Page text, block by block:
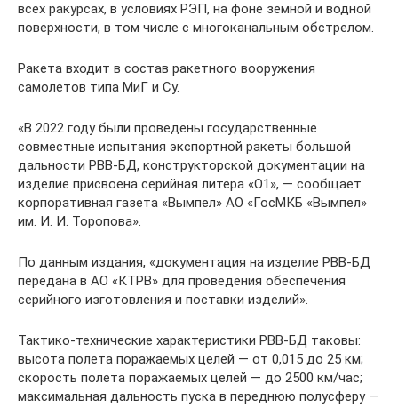
всех ракурсах, в условиях РЭП, на фоне земной и водной
поверхности, в том числе с многоканальным обстрелом.
Ракета входит в состав ракетного вооружения
самолетов типа МиГ и Су.
«В 2022 году были проведены государственные
совместные испытания экспортной ракеты большой
дальности РВВ-БД, конструкторской документации на
изделие присвоена серийная литера «О1», — сообщает
корпоративная газета «Вымпел» АО «ГосМКБ «Вымпел»
им. И. И. Торопова».
По данным издания, «документация на изделие РВВ-БД
передана в АО «КТРВ» для проведения обеспечения
серийного изготовления и поставки изделий».
Тактико-технические характеристики РВВ-БД таковы:
высота полета поражаемых целей — от 0,015 до 25 км;
скорость полета поражаемых целей — до 2500 км/час;
максимальная дальность пуска в переднюю полусферу —